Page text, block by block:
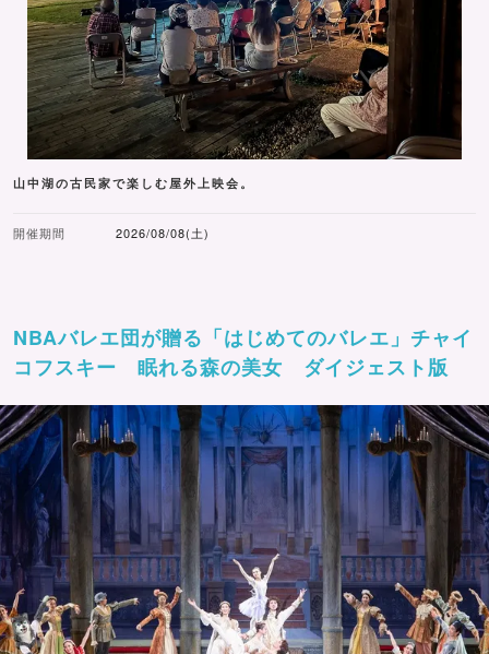
山中湖の古民家で楽しむ屋外上映会。
開催期間 2026/08/08(土)
NBAバレエ団が贈る「はじめてのバレエ」チャイ
コフスキー 眠れる森の美女 ダイジェスト版